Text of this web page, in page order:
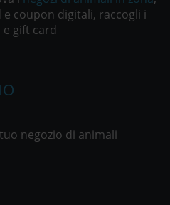
coupon digitali, raccogli i
gift card
negozio di animali